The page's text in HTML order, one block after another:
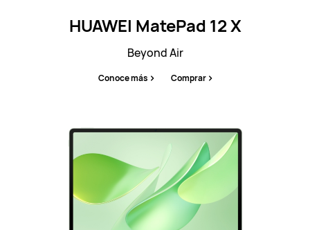
HUAWEI MatePad 12 X
Beyond Air
Conoce más Comprar